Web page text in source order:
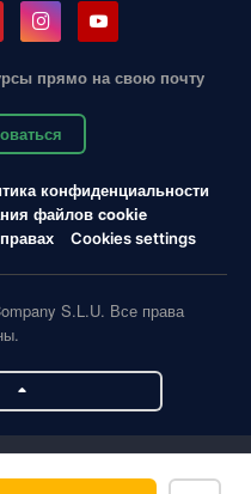
прямо на свою почту
конфиденциальности
файлов cookie
Cookies settings
S.L.U. Все права